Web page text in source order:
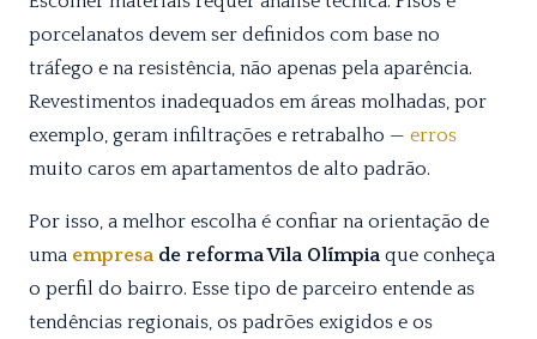
porcelanatos devem ser definidos com base no
tráfego e na resistência, não apenas pela aparência.
Revestimentos inadequados em áreas molhadas, por
exemplo, geram infiltrações e retrabalho — erros
muito caros em apartamentos de alto padrão.
Por isso, a melhor escolha é confiar na orientação de
uma empresa de reforma Vila Olímpia que conheça
o perfil do bairro. Esse tipo de parceiro entende as
tendências regionais, os padrões exigidos e os